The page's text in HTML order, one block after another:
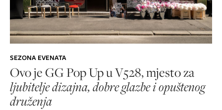
SEZONA EVENATA
Ovo je GG Pop Up u V528, mjesto za
ljubitelje dizajna, dobre glazbe i opuštenog
druženja